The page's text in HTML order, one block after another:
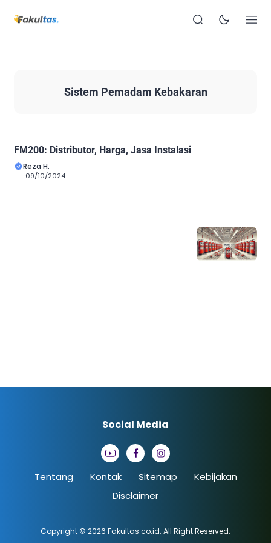
Sistem Pemadam Kebakaran
FM200: Distributor, Harga, Jasa Instalasi
Reza H.
09/10/2024
Tentang Kontak Sitemap
Kebijakan
Disclaimer
Copyright © 2026 Fakultas.co.id. All Right Reserved.
Social Media